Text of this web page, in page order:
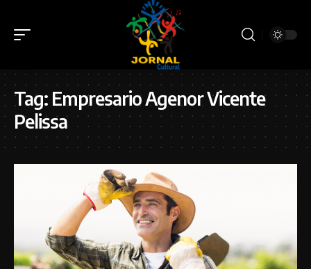
Tag: Empresario Agenor Vicente
Pelissa